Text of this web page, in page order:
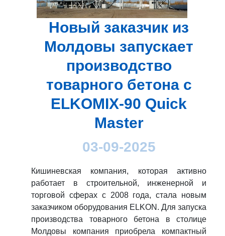
Новый заказчик из
Молдовы запускает
производство
товарного бетона с
ELKOMIX-90 Quick
Master
03-09-2025
Кишиневская компания, которая активно
работает в строительной, инженерной и
торговой сферах с 2008 года, стала новым
заказчиком оборудования ELKON. Для запуска
производства товарного бетона в столице
Молдовы компания приобрела компактный